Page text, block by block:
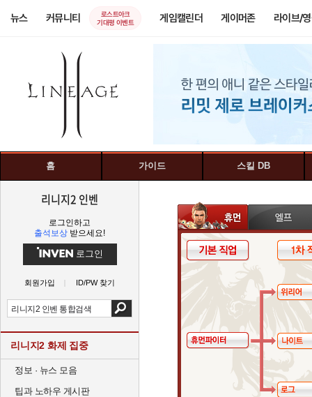
뉴스 커뮤니티
로스트아크
기대평 이벤트
게임캘린더 게이머존 라이브/
홈 가이드 스킬 DB
리니지2 인벤
로그인하고
출석보상 받으세요!
로그인
회원가입 ID/PW 찾기
리니지2 화제 집중
정보 · 뉴스 모음
팁과 노하우 게시판